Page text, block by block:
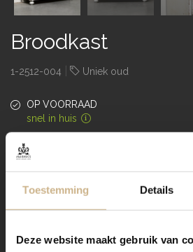
Toestemming Details
Deze website maakt gebruik van
Broodkast
1-2512-004 Uniek oud
OP VOORRAAD
snel in huis
€ 895,00